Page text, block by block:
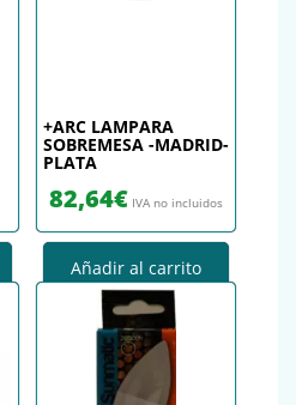
+ARC LAMPARA
SOBREMESA -MADRID-
PLATA
82,64€ IVA no incluidos
Añadir al carrito